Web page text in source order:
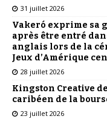
31 juillet 2026
Vakeró exprime sa
après être entré
anglais lors de la
Jeux d’Amérique
28 juillet 2026
Kingston Creative
caribéen de la
23 juillet 2026